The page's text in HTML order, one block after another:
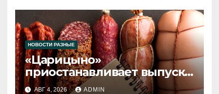
НОВОСТИ РАЗНЫЕ
«Царицыно»
приостанавливает выпуск
продукции
АВГ 4, 2026 ADMIN